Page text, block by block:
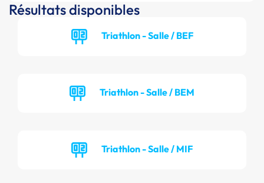
Résultats disponibles
Triathlon - Salle / BEF
Triathlon - Salle / BEM
Triathlon - Salle / MIF